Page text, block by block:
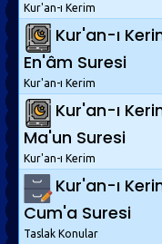
Kur'an-ı Kerim
Kur'an-ı
En'âm Suresi
Kur'an-ı Kerim
Kur'an-ı
Ma'un Suresi
Kur'an-ı Kerim
Kur'an-ı
Cum'a Suresi
Taslak Konular